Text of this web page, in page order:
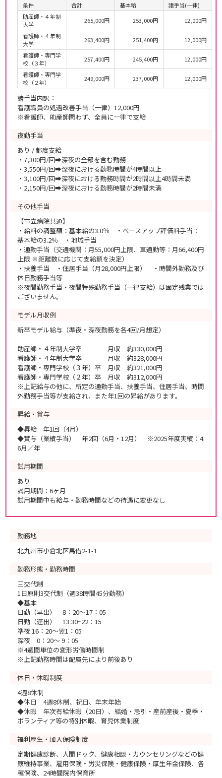
条件 合計 基本給
諸手当(一律)
助産師・４年制
大学
265,000円 253,000円
12,000円
看護師・４年制
大学
263,400円 251,400円
12,000円
看護師・専門学
校（３年）
257,400円 245,400円
12,000円
看護師・専門学
校（２年）
249,000円 237,000円 12,000円
諸手当内訳：
看護職員の処遇改善手当（一律）12,000円
※看護師、助産師問わず、全員に一律で支給
夜勤手当
あり / 都度支給
・7,300円/回➡深夜の全部を含む勤務
・3,550円/回➡深夜における勤務時間が4時間以上
・3,100円/回➡深夜における勤務時間が2時間以上4時間未満
・2,150円/回➡深夜における勤務時間が2時間未満
その他手当
【市立病院共通】
・給料の調整額：基本給の3.0％ ・ベースアップ評価料手当：
基本給の3.2％ ・地域手当
・通勤手当（交通機関：月55,000円上限、車通勤等：月66,400円
上限 ※距離数に応じて支給額を決定）
・扶養手当 ・住居手当（月28,000円上限） ・時間外勤務及び
休日勤務手当等
※夜間勤務手当・夜間特殊勤務手当（一律支給）は固定残業では
ございません。
モデル月収例
新卒モデル給与（準夜・深夜勤務を各4回/月想定）
助産師・４年制大学卒 月収 約330,000円
看護師・４年制大学卒 月収 約328,000円
看護師・専門学校（３年）卒 月収 約321,000円
看護師・専門学校（２年）卒 月収 約312,000円
※上記給与の他に、所定の通勤手当、扶養手当、住居手当、時間
外勤務手当等が支給され、また年1回の昇給があります。
昇給・賞与
◆昇給 年1回（4月）
◆賞与（業績手当） 年2回（6月・12月） ※2025年度実績：4.
6月／年
試用期間
あり
試用期間：6ヶ月
試用期間中も給与・勤務時間などの待遇に変更なし
勤務地
北九州市小倉北区馬借2-1-1
勤務形態・勤務時間
三交代制
1日原則3交代制（週38時間45分勤務）
◆基本
日勤（早出） 8：20～17：05
日勤（遅出） 13:30~22：15
準夜 16：20～翌1：05
深夜 0：20～ 9：05
※4週間単位の変形労働時間制
※上記勤務時間は配属先により前後あり
休日・休暇制度
4週8休制
◆休日 4週8休制、祝日、年末年始
◆休暇 年次有給休暇（20日）、結婚・忌引・産前産後・夏季・
ボランティア等の特別休暇、育児休業制度
福利厚生・加入保険制度
定期健康診断、人間ドック、健康相談・カウンセリングなどの健
康維持事業、雇用保険・労災保険・健康保険・厚生年金保険、各
種保険、24時間院内保育所